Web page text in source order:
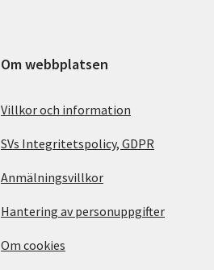
Om webbplatsen
Villkor och information
SVs Integritetspolicy, GDPR
Anmälningsvillkor
Hantering av personuppgifter
Om cookies